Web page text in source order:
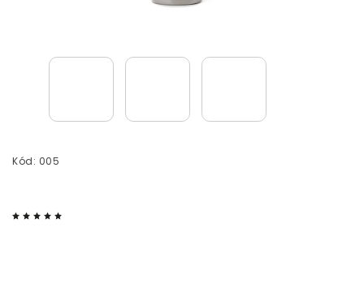
Kód: 005